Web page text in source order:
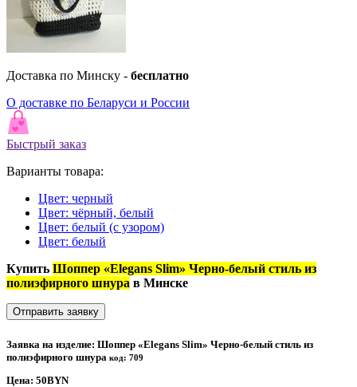
Доставка по Минску - бесплатно
О доставке по Беларуси и России
Быстрый заказ
Варианты товара:
Цвет: черный
Цвет: чёрный, белый
Цвет: белый (с узором)
Цвет: белый
Купить Шоппер «Elegans Slim» Черно-белый стиль из
полиэфирного шнура в Минске
Отправить заявку
Заявка на изделие: Шоппер «Elegans Slim» Черно-белый стиль из
полиэфирного шнура код: 709
Цена: 50BYN